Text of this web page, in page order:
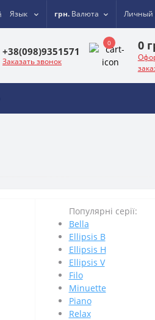
Язык грн. Валюта Личный
+38(098)9351571
Заказать звонок
0 0
Популярні серії:
Bella
Ellipsis B
Ellipsis H
Ellipsis V
Filo
Minuette
Piano
Relax